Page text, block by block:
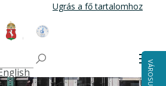
Ugrás a fő tartalomhoz
Honlapja
VÁROSUNK